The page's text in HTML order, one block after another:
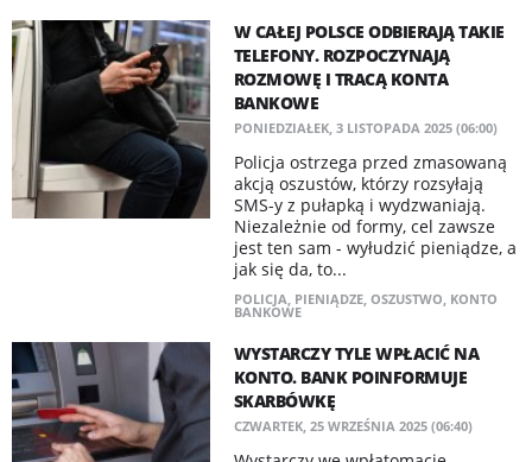
W CAŁEJ POLSCE ODBIERAJĄ TAKIE
TELEFONY. ROZPOCZYNAJĄ
ROZMOWĘ I TRACĄ KONTA
BANKOWE
PONIEDZIAŁEK, 3 LISTOPADA 2025 (06:00)
Policja ostrzega przed zmasowaną
akcją oszustów, którzy rozsyłają
SMS-y z pułapką i wydzwaniają.
Niezależnie od formy, cel zawsze
jest ten sam - wyłudzić pieniądze, a
jak się da, to...
POLICJA, PIENIĄDZE, OSZUSTWO, KONTO
BANKOWE
WYSTARCZY TYLE WPŁACIĆ NA
KONTO. BANK POINFORMUJE
SKARBÓWKĘ
CZWARTEK, 25 WRZEŚNIA 2025 (06:40)